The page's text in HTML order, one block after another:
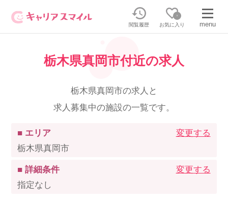
閲覧履歴
0
お気に入り menu
無料相談・お問い合わせはこちら
無料転職相談・お問い合わせの内容を
正社員／パートで働く
派遣で働く
正社員・パートの求人を探す
栃木県真岡市付近の求人
栃木県真岡市の求人と
求人募集中の施設の一覧です。
■ エリア
栃木県真岡市
変更する
■ 詳細条件
指定なし
変更する